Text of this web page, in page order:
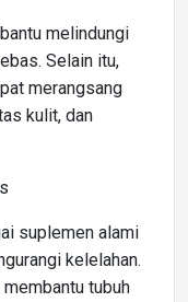
melindungi
Selain itu,
merangsang
kulit, dan
suplemen alami
kelelahan.
tubuh